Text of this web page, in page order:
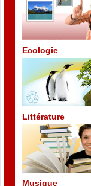
Ecologie
Littérature
Musique